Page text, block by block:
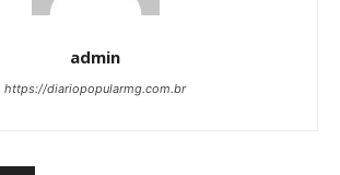
admin
https://diariopopularmg.com.br